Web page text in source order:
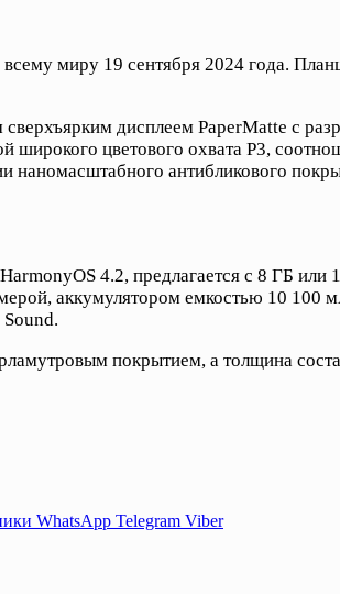
миру 19 сентября 2024 года.
дисплеем PaperMatte с
широкого цветового охвата P3,
наномасштабного антибликового
4.2, предлагается с 8 ГБ
аккумулятором емкостью 10
покрытием, а толщина
WhatsApp Telegram Viber